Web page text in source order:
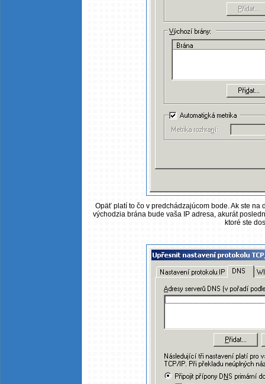
Opäť platí to čo v predchádzajúcom bode. Ak ste na
východzia brána bude vaša IP adresa, akurát
ktoré ste